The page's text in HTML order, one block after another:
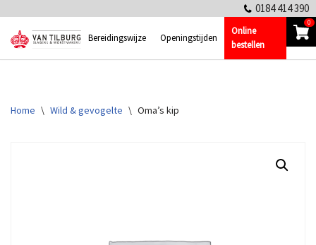
Ga
0184 414 390
Bereidingswijze Openingstijden
Online
bestellen
0
Home \ Wild & gevogelte \ Oma’s kip